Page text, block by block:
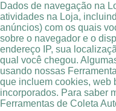
Dados de navegação na
atividades na Loja,
anúncios) com os quais
sobre o navegador e o
endereço IP, sua
qual você chegou.
usando nossas
que incluem cookies, web
incorporados. Para saber
Ferramentas de Coleta